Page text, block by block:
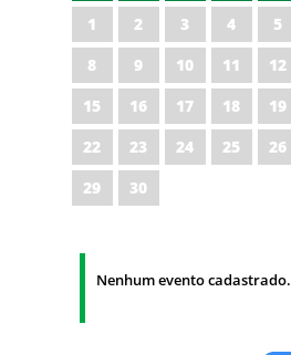
1 2 3 4 5
8
9 10 11 12
15
16 17 18 19
22
23 24 25 26
29
30
Nenhum evento cadastrado.